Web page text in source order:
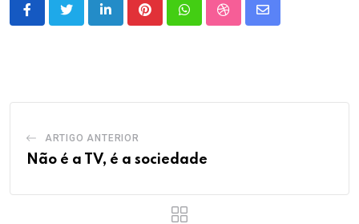
LinkedInPinterestWhatsappStumbleUpon
Share
ARTIGO ANTERIOR
Não é a TV, é a sociedade